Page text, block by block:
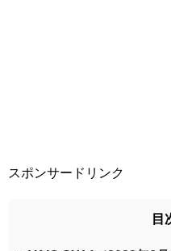
スポンサードリンク
目